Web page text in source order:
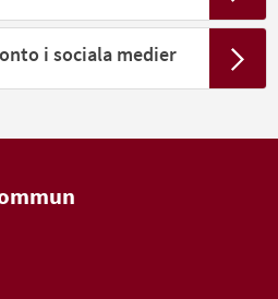
i sociala medier